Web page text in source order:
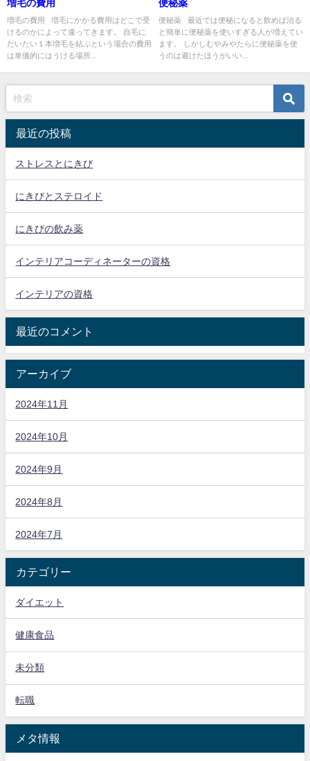
増毛の費用
増毛の費用 増毛にかかる費用はどこで受
けるのかによって違ってきます。 自毛に
だいたい１本増毛を結ぶという場合の費用
は単価的にはうける場所...
便秘薬
便秘薬 最近では便秘になると飲めば治る
と簡単に便秘薬を使いすぎる人が増えてい
ます。 しかしむやみやたらに便秘薬を使
うのは避けたほうがいい...
最近の投稿
ストレスとにきび
にきびとステロイド
にきびの飲み薬
インテリアコーディネーターの資格
インテリアの資格
最近のコメント
アーカイブ
2024年11月
2024年10月
2024年9月
2024年8月
2024年7月
カテゴリー
ダイエット
健康食品
未分類
転職
メタ情報